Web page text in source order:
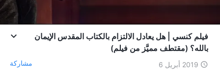
فيلم كنسي | هل يعادل الالتزام بالكتاب المقدس الإيمان
بالله؟ (مقتطف مميَّز من فيلم)
2019 أبريل 6 مشاركة